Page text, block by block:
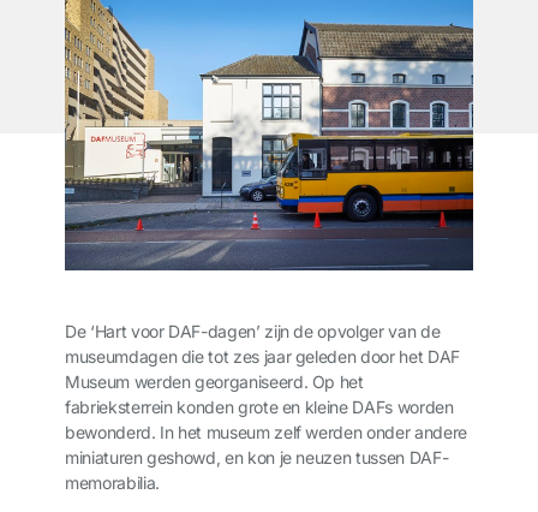
De ‘Hart voor DAF-dagen’ zijn de opvolger van de
museumdagen die tot zes jaar geleden door het DAF
Museum werden georganiseerd. Op het
fabrieksterrein konden grote en kleine DAFs worden
bewonderd. In het museum zelf werden onder andere
miniaturen geshowd, en kon je neuzen tussen DAF-
memorabilia.